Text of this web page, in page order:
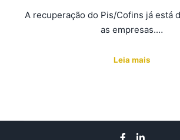
A recuperação do Pis/Cofins já está
as empresas.…
Leia mais